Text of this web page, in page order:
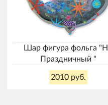
Шар фигура фольга
Праздничный "
2010 руб.